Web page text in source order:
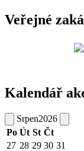
Veřejné
Kalendář
Srpen2026
Po Út St Čt
27 28 29 30 31